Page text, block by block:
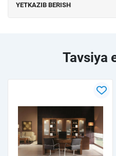
YETKAZIB BERISH
Tavsiya